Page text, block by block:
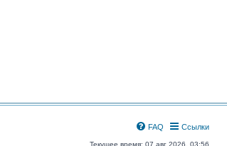
Ссылки
FAQ
Текущее время: 07 авг 2026, 03:56